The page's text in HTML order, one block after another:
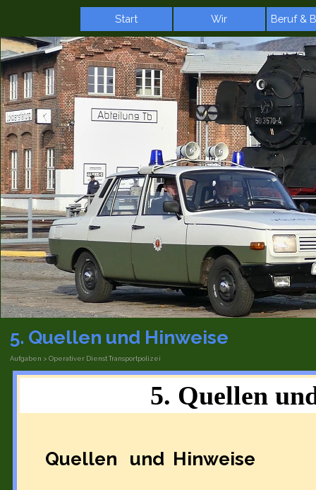
Direkt zum Seiteninhalt
Start
Wir ▼
Beruf &
5. Quellen und Hinweise
Aufgaben > Operativer Dienst Transportpolizei
5. Quellen
Quellen und Hinweise